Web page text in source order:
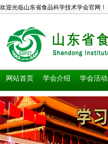
欢迎光临山东省食品科学技术学会官网！
网站首页 学会介绍 学会活动